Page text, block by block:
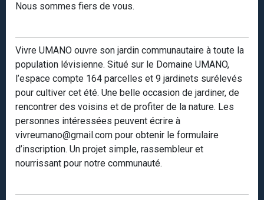
Nous sommes fiers de vous.
Vivre UMANO ouvre son jardin communautaire à toute la
population lévisienne. Situé sur le Domaine UMANO,
l’espace compte 164 parcelles et 9 jardinets surélevés
pour cultiver cet été. Une belle occasion de jardiner, de
rencontrer des voisins et de profiter de la nature. Les
personnes intéressées peuvent écrire à
vivreumano@gmail.com pour obtenir le formulaire
d’inscription. Un projet simple, rassembleur et
nourrissant pour notre communauté.